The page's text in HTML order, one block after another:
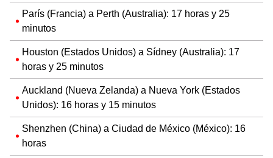
París (Francia) a Perth (Australia): 17 horas y 25
minutos
Houston (Estados Unidos) a Sídney (Australia): 17
horas y 25 minutos
Auckland (Nueva Zelanda) a Nueva York (Estados
Unidos): 16 horas y 15 minutos
Shenzhen (China) a Ciudad de México (México): 16
horas